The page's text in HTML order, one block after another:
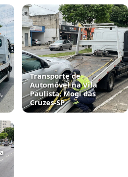
Transporte de
Automóvel na Vila
Paulista, Mogi das
Cruzes‑SP